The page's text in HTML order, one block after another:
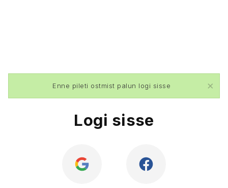
Enne pileti ostmist palun logi sisse ×
Logi sisse